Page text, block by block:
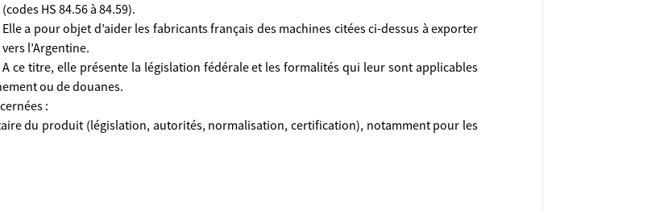
(codes HS 84.56 à 84.59).
Elle a pour objet d’aider les fabricants français des machines citées ci-dessus à exporter
vers l’Argentine.
A ce titre, elle présente la législation fédérale et les formalités qui leur sont applicables
ou de douanes.
:
du produit (législation, autorités, normalisation, certification), notamment pour les